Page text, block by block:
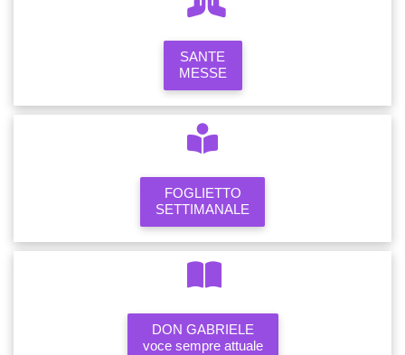
SANTE
MESSE
FOGLIETTO
SETTIMANALE
DON GABRIELE
voce sempre attuale